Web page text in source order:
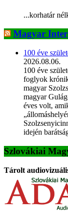
...korhatár
Magyar
100 éve
2026.08.06.
100 éve
foglyok
magyar
magyar
éves volt,
idején
Szlovákiai
Tárolt